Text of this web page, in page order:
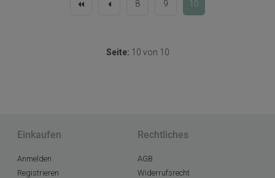
8 9 10
Seite: 10 von 10
Einkaufen
Anmelden
Registrieren
Rechtliches
AGB
Widerrufsrecht